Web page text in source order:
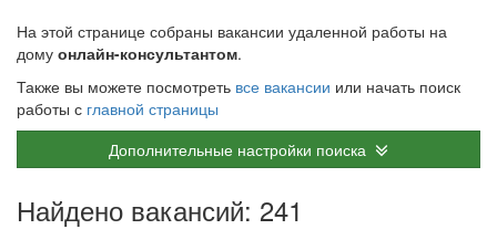
На этой странице собраны вакансии удаленной работы на
дому онлайн-консультантом.
Также вы можете посмотреть все вакансии или начать поиск
работы с главной страницы
Дополнительные настройки поиска
Найдено вакансий: 241